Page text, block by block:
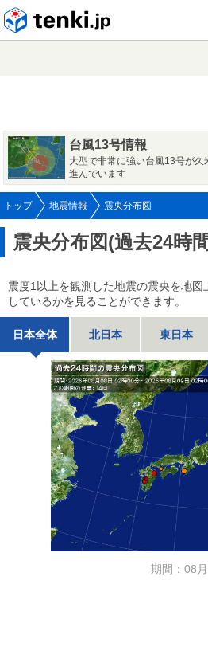
台風13号情報
大型で非常に強い台風13号が
進んでいます
トップ 地震情報 震央分布図
震央分布図(過去24時
震度1以上を観測した地震の震央を地
しているかを見ることができます。
日本全体 北日本 東日本
期間：08